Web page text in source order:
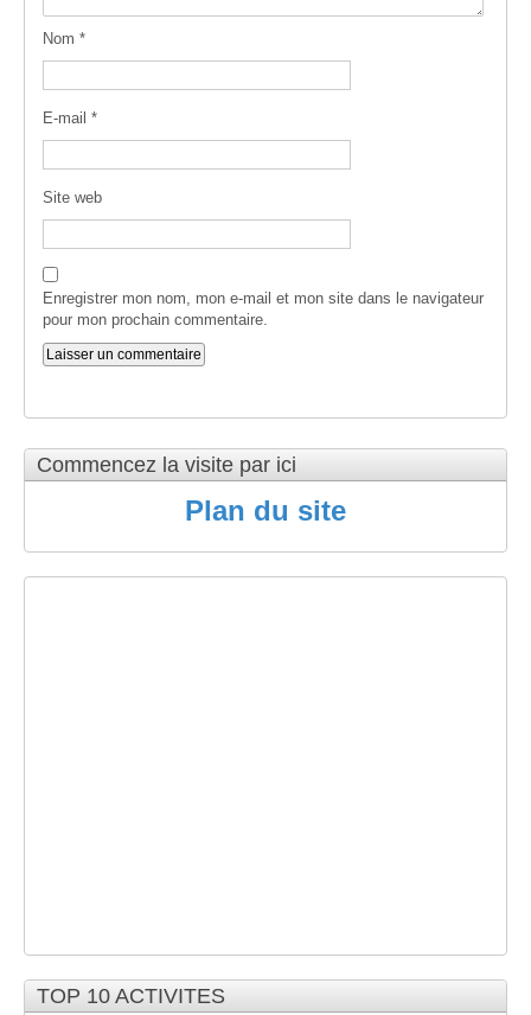
Nom *
E-mail *
Site web
Enregistrer mon nom, mon e-mail et mon site dans le navigateur
pour mon prochain commentaire.
Commencez la visite par ici
Plan du site
TOP 10 ACTIVITES